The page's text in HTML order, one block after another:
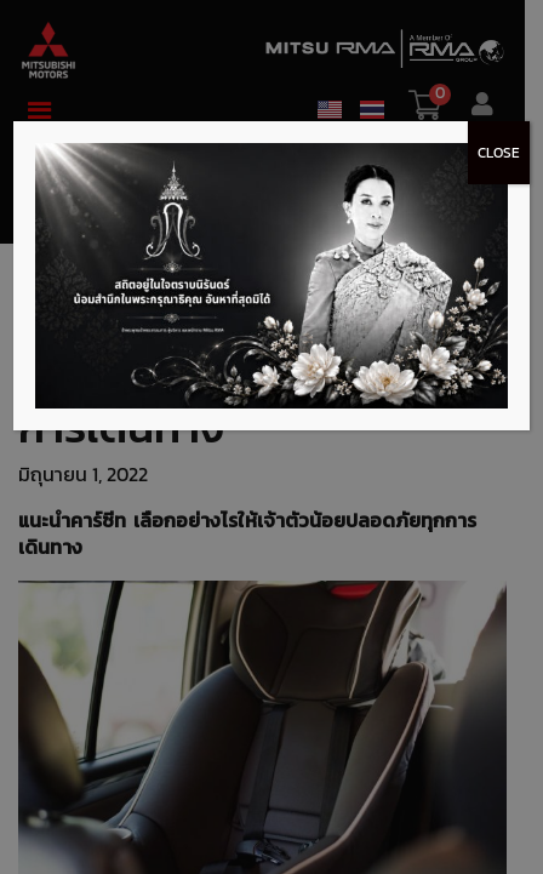
0
แนะนำคาร์ซีท เลือกอย่างไร
ให้เจ้าตัวน้อยปลอดภัยทุก
การเดินทาง
มิถุนายน 1, 2022
แนะนำคาร์ซีท เลือกอย่างไรให้เจ้าตัวน้อยปลอดภัยทุกการ
เดินทาง
CLOSE